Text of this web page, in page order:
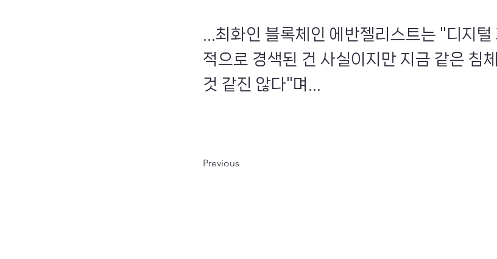
...최화인 블록체인 에반젤리스트는 "디지
적으로 경색된 건 사실이지만 지금 같은 침
것 같진 않다"며...
Previous